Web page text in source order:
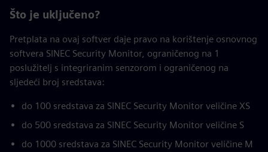
Što je uključeno?
Pretplata na ovaj softver daje pravo na korištenje osnovnog
softvera SINEC Security Monitor, ograničenog na 1
poslužitelj s integriranim senzorom i ograničenog na
sljedeći broj sredstava:
do 100 sredstava za SINEC Security Monitor veličine XS
do 500 sredstava za SINEC Security Monitor veličine S
do 1000 sredstava za SINEC Security Monitor veličine M